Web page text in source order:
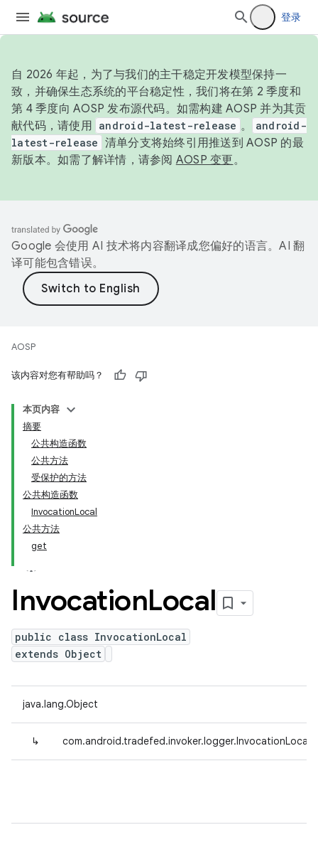
登录
自 2026 年起，为了与我们的主干稳定开发模型保持一
致，并确保生态系统的平台稳定性，我们将在第 2 季度和
第 4 季度向 AOSP 发布源代码。如需构建 AOSP 并为其贡
献代码，请使用 android-latest-release 。
android-
latest-release 清单分支将始终引用推送到 AOSP 的最
新版本。如需了解详情，请参阅 AOSP 变更。
Google 会使用 AI 技术将内容翻译成您偏好的语言。AI 翻
译可能包含错误。
AOSP
该内容对您有帮助吗？
本页内容
摘要
公共构造函数
公共方法
受保护的方法
公共构造函数
InvocationLocal
公共方法
get
InvocationLocal
public class InvocationLocal
extends Object
java.lang.Object
↳